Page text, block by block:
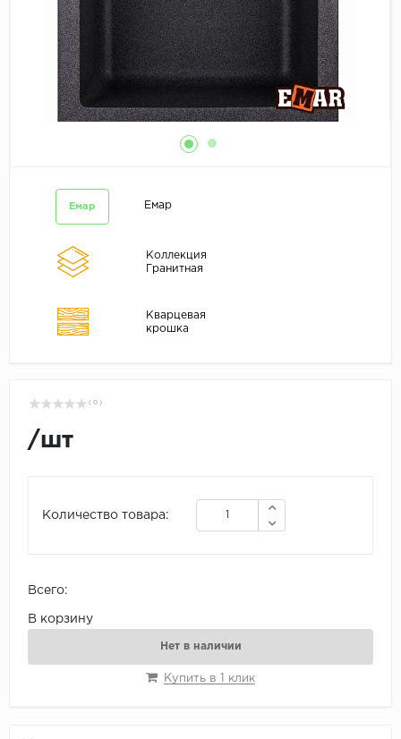
Емар Емар
Коллекция
Гранитная
Кварцевая
крошка
( 0 )
/шт
Количество товара:
Всего:
В корзину
Нет в наличии
Купить в 1 клик